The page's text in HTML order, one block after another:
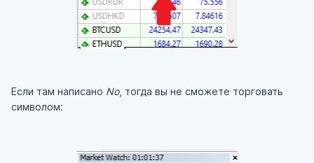
Если там написано No, тогда вы не сможете торговать
символом: